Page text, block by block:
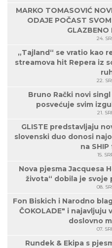
MARKO TOMASOVIĆ
ODAJE POČAST
GLAZBENO
24.
„Tajland“ se vratio kao
streamova hit Repera iz
22.
Bruno Rački novi
posvećuje svim
21.
GLISTE predstavljaju
slovenski duo donosi
na
15.
Nova pjesma Jacquesa
života“ dobila je
08.
Fon Biskich i Narodno
ČOKOLADE" i
doslovno
07.
Rundek & Ekipa s